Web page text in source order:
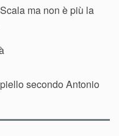
ma non è più la
secondo Antonio